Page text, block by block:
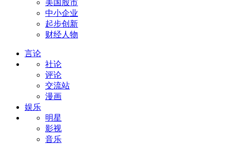
美国股市
中小企业
起步创新
财经人物
言论
社论
评论
交流站
漫画
娱乐
明星
影视
音乐